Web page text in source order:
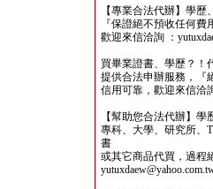
【專業合法代辦】學
『保證絕不預收任何
歡迎來信洽詢 ：
買畢業證書、學歷？！
提供合法申辦服務，『
信用可靠，歡迎來信洽
【幫助您合法代辦】
專科、大學、研究所、
書
或其它商品代買，過程